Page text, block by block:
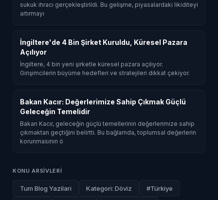
sukuk ihracı gerçekleştirildi. Bu gelişme, piyasalardaki likiditeyi
artırmayı
İngiltere'de 4 Bin Şirket Kuruldu, Küresel Pazara
Açılıyor
İngiltere, 4 bin yeni şirketle küresel pazara açılıyor.
Girişimcilerin büyüme hedefleri ve stratejileri dikkat çekiyor.
Bakan Kacır: Değerlerimize Sahip Çıkmak Güçlü
Geleceğin Temelidir
Bakan Kacır, geleceğin güçlü temellerinin değerlerimize sahip
çıkmaktan geçtiğini belirtti. Bu bağlamda, toplumsal değerlerin
korunmasının ö
KONU ARSIVLERI
Tum Blog Yazilari Kategori: Döviz #Türkiye